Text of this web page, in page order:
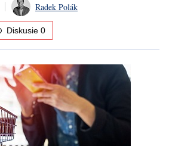
Radek Polák
Diskusie 0